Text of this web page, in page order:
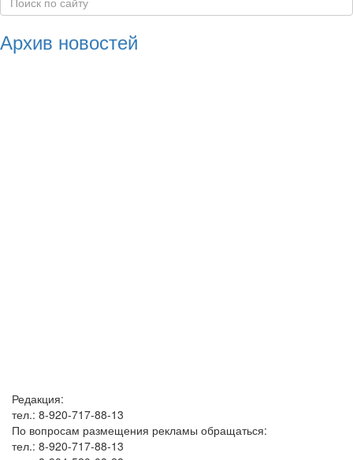
Архив новостей
Редакция:
тел.: 8-920-717-88-13
По вопросам размещения рекламы обращаться:
тел.: 8-920-717-88-13